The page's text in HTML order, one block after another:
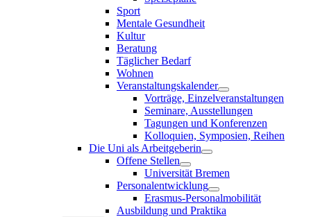
Sport
Mentale Gesundheit
Kultur
Beratung
Täglicher Bedarf
Wohnen
Veranstaltungskalender
Vorträge, Einzelveranstaltungen
Seminare, Ausstellungen
Tagungen und Konferenzen
Kolloquien, Symposien, Reihen
Die Uni als Arbeitgeberin
Offene Stellen
Universität Bremen
Personalentwicklung
Erasmus-Personalmobilität
Ausbildung und Praktika